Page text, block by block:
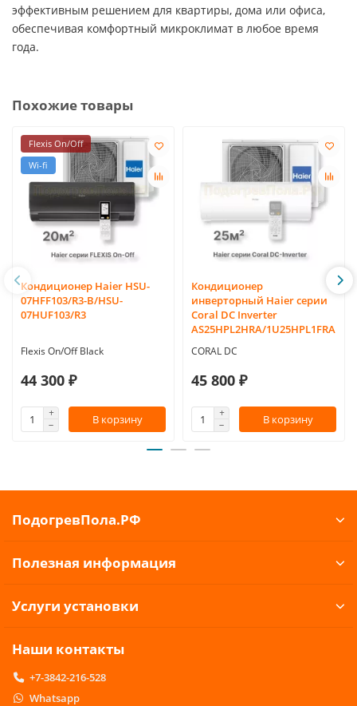
эффективным решением для квартиры, дома или офиса,
обеспечивая комфортный микроклимат в любое время
года.
Похожие товары
Flexis On/Off
Wi-fi
Кондиционер Haier HSU-
07HFF103/R3-B/HSU-
07HUF103/R3
Flexis On/Off Black
44 300 ₽
В корзину
Кондиционер
инверторный Haier серии
Coral DC Inverter
AS25HPL2HRA/1U25HPL1FRA
CORAL DC
45 800 ₽
В корзину
ПодогревПола.РФ
Полезная информация
Услуги установки
Наши контакты
+7-3842-216-528
Whatsapp